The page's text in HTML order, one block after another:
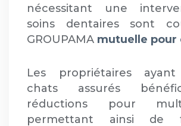
nécessitant une
soins dentaires sont
GROUPAMA mutuelle pour
Les propriétaires ayant
chats assurés
réductions pour multi-
permettant ainsi de